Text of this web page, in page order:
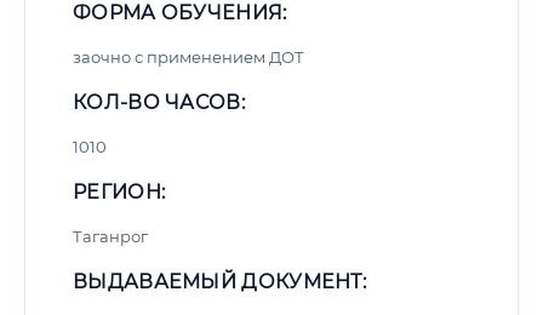
ФОРМА ОБУЧЕНИЯ:
заочно с применением ДОТ
КОЛ-ВО ЧАСОВ:
1010
РЕГИОН:
Таганрог
ВЫДАВАЕМЫЙ ДОКУМЕНТ: